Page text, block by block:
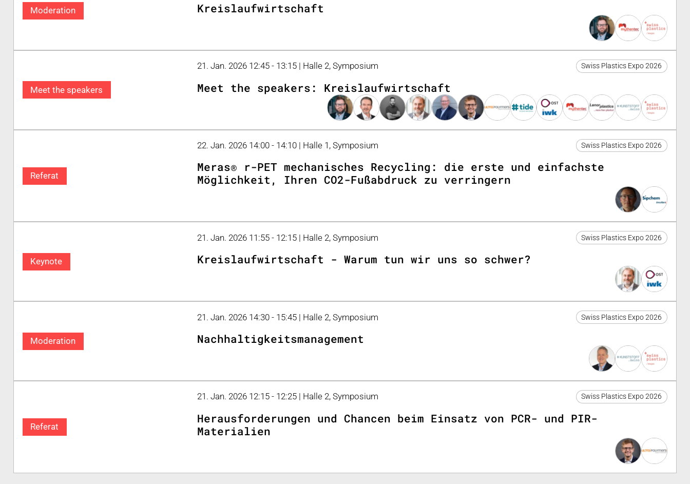
Moderation Kreislaufwirtschaft
Meet the speakers
21. Jan. 2026 12:45 - 13:15 | Halle 2, Symposium Swiss Plastics Expo 2026
Meet the speakers: Kreislaufwirtschaft
Referat
22. Jan. 2026 14:00 - 14:10 | Halle 1, Symposium Swiss Plastics Expo 2026
Meras® r-PET mechanisches Recycling: die erste und einfachste
Möglichkeit, Ihren CO2-Fußabdruck zu verringern
Keynote
21. Jan. 2026 11:55 - 12:15 | Halle 2, Symposium Swiss Plastics Expo 2026
Kreislaufwirtschaft - Warum tun wir uns so schwer?
Moderation
21. Jan. 2026 14:30 - 15:45 | Halle 2, Symposium Swiss Plastics Expo 2026
Nachhaltigkeitsmanagement
Referat
21. Jan. 2026 12:15 - 12:25 | Halle 2, Symposium Swiss Plastics Expo 2026
Herausforderungen und Chancen beim Einsatz von PCR- und PIR-
Materialien